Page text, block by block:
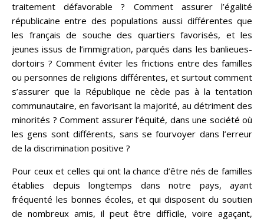
traitement défavorable ? Comment assurer l’égalité
républicaine entre des populations aussi différentes que
les français de souche des quartiers favorisés, et les
jeunes issus de l’immigration, parqués dans les banlieues-
dortoirs ? Comment éviter les frictions entre des familles
ou personnes de religions différentes, et surtout comment
s’assurer que la République ne cède pas à la tentation
communautaire, en favorisant la majorité, au détriment des
minorités ? Comment assurer l’équité, dans une société où
les gens sont différents, sans se fourvoyer dans l’erreur
de la discrimination positive ?
Pour ceux et celles qui ont la chance d’être nés de familles
établies depuis longtemps dans notre pays, ayant
fréquenté les bonnes écoles, et qui disposent du soutien
de nombreux amis, il peut être difficile, voire agaçant,